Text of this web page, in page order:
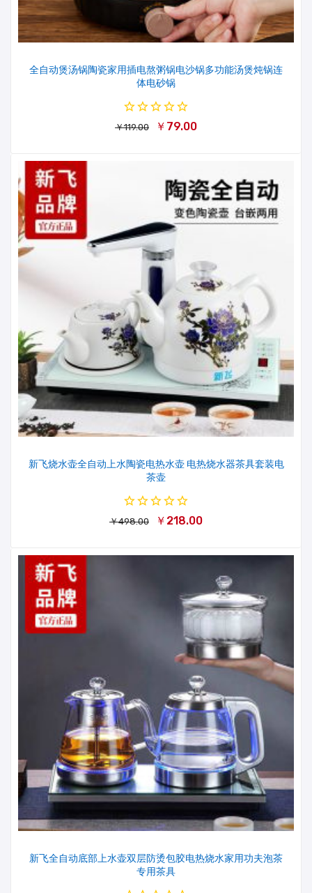
全自动煲汤锅陶瓷家用插电熬粥锅电沙锅多功能汤煲炖锅连
体电砂锅
￥119.00 ￥79.00
新飞烧水壶全自动上水陶瓷电热水壶 电热烧水器茶具套装电
茶壶
￥498.00 ￥218.00
新飞全自动底部上水壶双层防烫包胶电热烧水家用功夫泡茶
专用茶具